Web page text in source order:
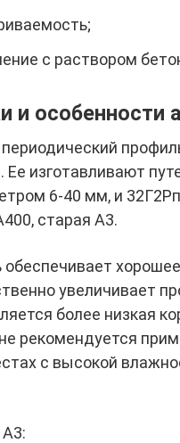
с раствором
и особенности
изготавливают
6-40 мм, и
старая А3.
увеличивает
более низкая
рекомендуется
с высокой